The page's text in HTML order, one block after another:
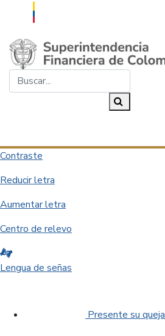
Saltar al contenido principal
Contraste
Reducir letra
Aumentar letra
Centro de relevo
Lengua de señas
Presente su queja